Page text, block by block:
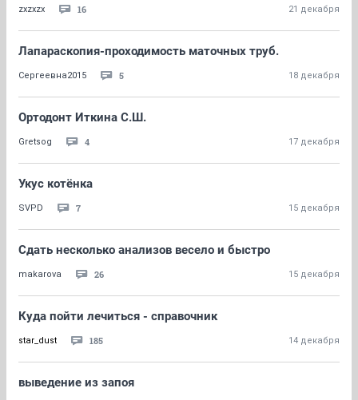
zxzxzx 16 21 декабря
Лапараскопия-проходимость маточных труб.
Сергеевна2015 5 18 декабря
Ортодонт Иткина С.Ш.
Gretsog 4 17 декабря
Укус котёнка
SVPD 7 15 декабря
Сдать несколько анализов весело и быстро
makarova 26 15 декабря
Куда пойти лечиться - справочник
star_dust 185 14 декабря
выведение из запоя